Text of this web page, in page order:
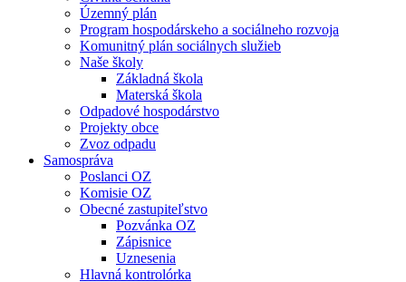
Územný plán
Program hospodárskeho a sociálneho rozvoja
Komunitný plán sociálnych služieb
Naše školy
Základná škola
Materská škola
Odpadové hospodárstvo
Projekty obce
Zvoz odpadu
Samospráva
Poslanci OZ
Komisie OZ
Obecné zastupiteľstvo
Pozvánka OZ
Zápisnice
Uznesenia
Hlavná kontrolórka